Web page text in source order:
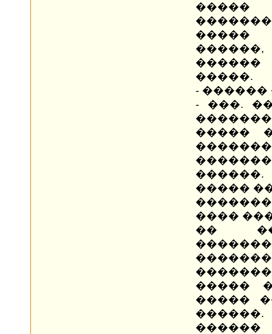
�����
�����
�����.
- ������
- ���.
�����
�����
����
��
�����
�����